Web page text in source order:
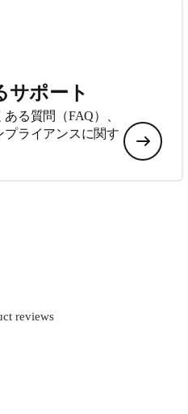
サポート
る質問（FAQ）、
ライアンスに関す
reviews